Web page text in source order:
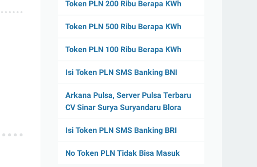
Token PLN 200 Ribu Berapa KWh
Token PLN 500 Ribu Berapa KWh
Token PLN 100 Ribu Berapa KWh
Isi Token PLN SMS Banking BNI
Arkana Pulsa, Server Pulsa Terbaru
CV Sinar Surya Suryandaru Blora
Isi Token PLN SMS Banking BRI
No Token PLN Tidak Bisa Masuk